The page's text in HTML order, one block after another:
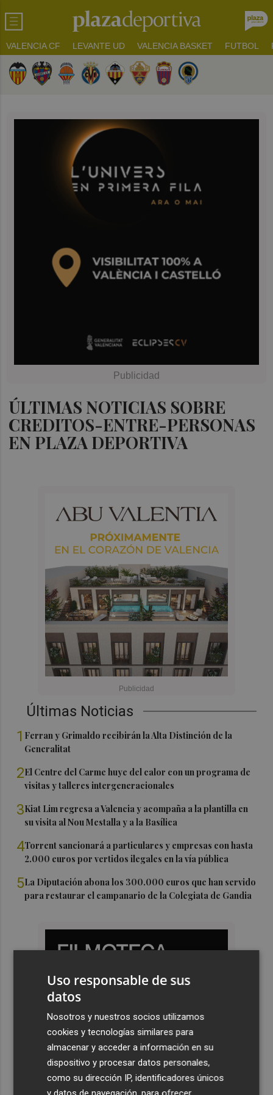
VALENCIA CF LEVANTE UD VALENCIA BASKET FUTBOL
ÚLTIMAS NOTICIAS SOBRE
CREDITOS-ENTRE-PERSONAS
EN PLAZA DEPORTIVA
Últimas Noticias
1 Ferran y Grimaldo recibirán la Alta Distinción de la
Generalitat
2El Centre del Carme huye del calor con un programa de
visitas y talleres intergeneracionales
3Kiat Lim regresa a Valencia y acompaña a la plantilla en
su visita al Nou Mestalla y a la Basílica
4Torrent sancionará a particulares y empresas con hasta
2.000 euros por vertidos ilegales en la vía pública
5La Diputación abona los 300.000 euros que han servido
para restaurar el campanario de la Colegiata de Gandia
Uso responsable de sus
datos
Nosotros y nuestros socios utilizamos
cookies y tecnologías similares para
almacenar y acceder a información en su
dispositivo y procesar datos personales,
como su dirección IP, identificadores únicos